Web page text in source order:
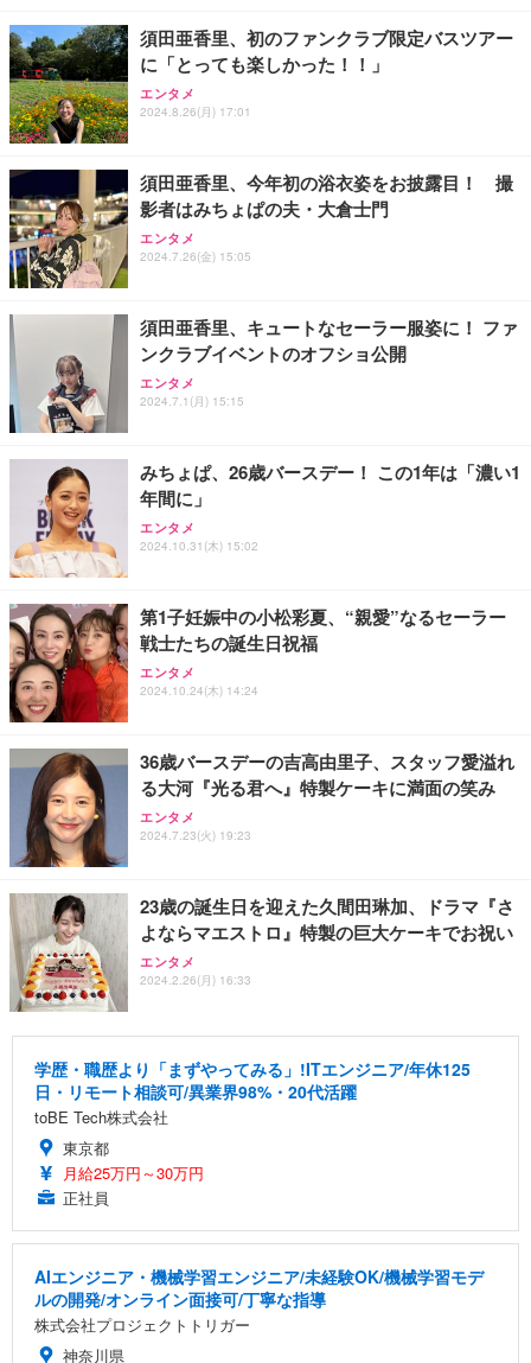
務用 おしゃれ パソコンチェア (ブラック)
Sezlife オフィスチェア デスクチェア 疲れない テレ
ワーク チェア 強化バックレスト 30度ロッキング機
能 人間工学 椅子 腰サポート 90度跳ね上げ式アーム
務用 おしゃれ パソコンチェア (ホワイト)
ANDWINT オフィスチェア デスクチェア 肘なし メ
ッシュ 通気性 ランバーサポート付き 腰サポート ガ
ス圧無段階昇降 360度回転 キャスター付き コンパク
【整備済み品】Dell E2724HS 27インチ 液晶モニタ
ー フルHD（1920×1080）VA 非光沢 HDMI/DisplayP
ort/VGA スピーカー内蔵 高さ調整 スイベル VESA対
【MiniLED/24.5inch/280Hz/FHD】GRAPHT THE S
HOOTER Gaming Monitor 24” Essential ゲーミン
グモニター QD 24.5インチ 1ms FHD 量子ドット 残
Smart Basic(スマートベーシック) 【Amazon.co.jp
限定】 Smart Basic アイリスオーヤマ ペットシーツ
超厚型 お徳用 ワイド 100枚入 (x 1) (ケース販売)
アイリスオーヤマ ペットシーツ 超厚型 お徳用 レギ
ュラー 200枚入【Amazon.co.jp限定】
須田亜香里、初のファンクラブ限定バスツアー
に「とっても楽しかった！！」
エンタメ
2024.8.26(月) 17:01
須田亜香里、今年初の浴衣姿をお披露目！ 撮
影者はみちょぱの夫・大倉士門
エンタメ
2024.7.26(金) 15:05
須田亜香里、キュートなセーラー服姿に！ ファ
ンクラブイベントのオフショ公開
エンタメ
2024.7.1(月) 15:15
みちょぱ、26歳バースデー！ この1年は「濃い1
年間に」
エンタメ
2024.10.31(木) 15:02
第1子妊娠中の小松彩夏、“親愛”なるセーラー
戦士たちの誕生日祝福
エンタメ
2024.10.24(木) 14:24
36歳バースデーの吉高由里子、スタッフ愛溢れ
る大河『光る君へ』特製ケーキに満面の笑み
エンタメ
2024.7.23(火) 19:23
23歳の誕生日を迎えた久間田琳加、ドラマ『さ
よならマエストロ』特製の巨大ケーキでお祝い
エンタメ
2024.2.26(月) 16:33
学歴・職歴より「まずやってみる」!ITエンジニア/年休125
日・リモート相談可/異業界98%・20代活躍
toBE Tech株式会社
東京都
月給25万円～30万円
正社員
AIエンジニア・機械学習エンジニア/未経験OK/機械学習モデ
ルの開発/オンライン面接可/丁寧な指導
株式会社プロジェクトトリガー
神奈川県